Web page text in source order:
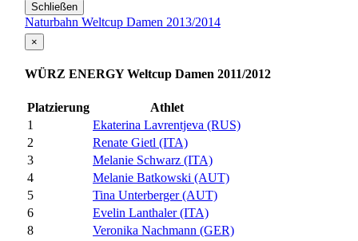
Schließen
Naturbahn Weltcup Damen 2013/2014
×
WÜRZ ENERGY Weltcup Damen 2011/2012
Platzierung
Athlet
1
Ekaterina Lavrentjeva (RUS)
2
Renate Gietl (ITA)
3
Melanie Schwarz (ITA)
4
Melanie Batkowski (AUT)
5
Tina Unterberger (AUT)
6
Evelin Lanthaler (ITA)
8
Veronika Nachmann (GER)